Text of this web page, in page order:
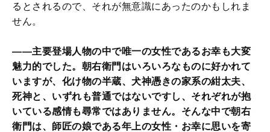
るとされるので、それが無意識にあったのかもしれま
せん。
――主要登場人物の中で唯一の女性であるお幸も大変
魅力的でした。朝右衛門はいろいろなものに好かれて
いますが、化け物の半蔵、犬神憑きの家系の紺太夫、
死神と、いずれも普通ではないですし、それぞれが抱
いている感情も尋常ではありません。そんな中で朝右
衛門は、師匠の娘である年上の女性・お幸に思いを寄